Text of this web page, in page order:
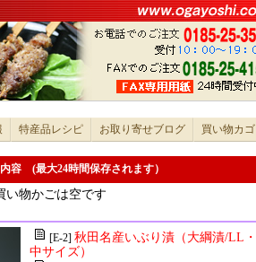
特産品レシピ お取り寄せブログ 買い物カゴ
容 (最大24時間保存されます）
い物かごは空です
[E-2] 秋田名産いぶり漬（大綱漬/LL・
中サイズ）